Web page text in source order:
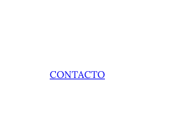
CONTACTO